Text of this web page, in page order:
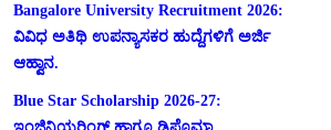
Bangalore University Recruitment 2026:
ವಿವಿಧ ಅತಿಥಿ ಉಪನ್ಯಾಸಕರ ಹುದ್ದೆಗಳಿಗೆ ಅರ್ಜಿ
ಆಹ್ವಾನ.
Blue Star Scholarship 2026-27: